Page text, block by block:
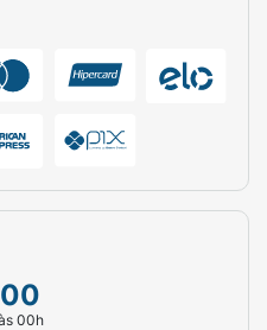
00h